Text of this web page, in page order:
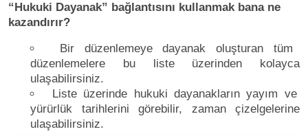
“Hukuki Dayanak” bağlantısını kullanmak bana ne
kazandırır?
Bir düzenlemeye dayanak oluşturan tüm
düzenlemelere bu liste üzerinden kolayca
ulaşabilirsiniz.
Liste üzerinde hukuki dayanakların yayım ve
yürürlük tarihlerini görebilir, zaman çizelgelerine
ulaşabilirsiniz.